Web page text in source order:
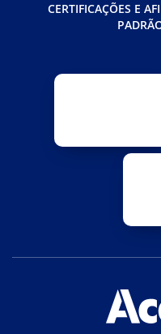
CERTIFICAÇÕES E